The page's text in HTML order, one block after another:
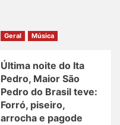
Geral Música
Última noite do Ita
Pedro, Maior São
Pedro do Brasil teve:
Forró, piseiro,
arrocha e pagode